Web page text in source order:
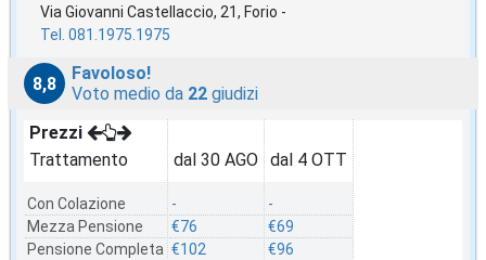
Via Giovanni Castellaccio, 21, Forio -
Tel. 081.1975.1975
8,8
Favoloso!
Voto medio da 22 giudizi
Prezzi
Trattamento
Con Colazione
Mezza Pensione
Pensione Completa
dal 30 AGO
-
€76
€102
dal 4 OTT
-
€69
€96